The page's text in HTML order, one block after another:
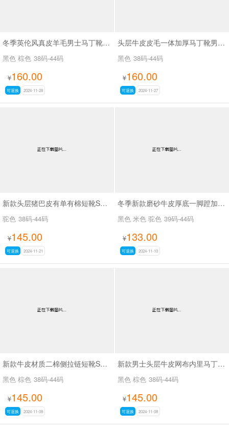
冬季英伦风真皮羊毛男士马丁靴SA8719
黑色 棕色 38码-44码
¥160.00
可退换 2024-11-28
头层牛皮皮毛一体加厚马丁靴男士SA8891
黑色 38码-44码
¥160.00
可退换 2024-11-27
新款头层猪巴皮有单有棉短靴SA1431015
驼色 38码-44码
¥145.00
可退换 2024-11-21
冬季新款磨砂牛皮厚底一脚蹬加绒加厚雪地靴SAM58105
黑色 米色 驼色 39码-44码
¥133.00
可退换 2024-11-10
新款牛皮材质二棉侧拉链短靴SA8777
黑色 棕色 38码-44码
¥145.00
可退换 2024-11-08
新款男士头层牛皮网布内里马丁靴SA8158
黑色 棕色 38码-44码
¥145.00
可退换 2024-11-08